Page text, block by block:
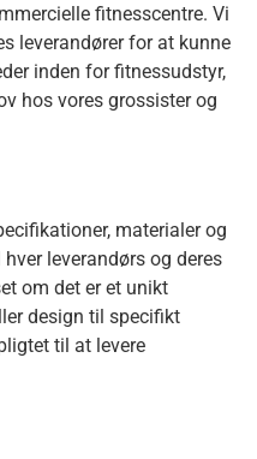
fitnesscentre. Vi
leverandører for at kunne
inden for fitnessudstyr,
hos vores grossister og
materialer og
leverandørs og deres
om det er et unikt
design til specifikt
til at levere